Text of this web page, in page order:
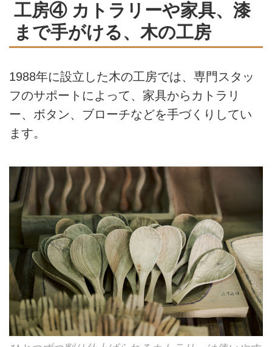
工房④ カトラリーや家具、漆
まで手がける、木の工房
1988年に設立した木の工房では、専門スタッ
フのサポートによって、家具からカトラリ
ー、ボタン、ブローチなどを手づくりしてい
ます。